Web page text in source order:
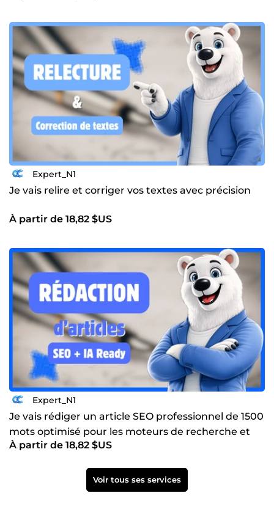
Expert_N1
Je vais relire et corriger vos textes avec précision
À partir de 18,82 $US
Expert_N1
Je vais rédiger un article SEO professionnel de 1500
mots optimisé pour les moteurs de recherche et
l'IA
À partir de 18,82 $US
Voir tous ses services